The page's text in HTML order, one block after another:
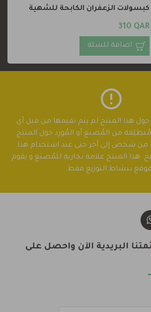
كبسولات الزعفران الكابحة للشهية
310 QAR
اضافة للسلة
حول هذا المنتج لم يتم تقيمها من قبل أي
من المُصنع أو المُورِد حول المنتج.
من شخص إلى آخر حتى عند استخدام هذا
هذا المنتج علامة تجارية للمُصنع و يقوم
بنشاط التوزيع فقط.
البريدية الآن واحصل على